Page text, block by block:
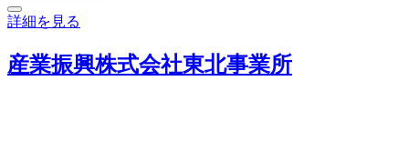
詳細を見る
産業振興株式会社東北事業所